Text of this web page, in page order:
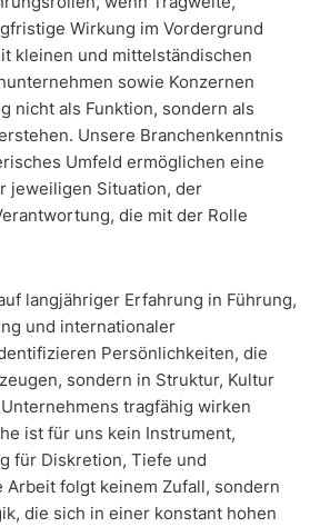
Wirkung im Vordergrund
kleinen und mittelständischen
sowie Konzernen
nicht als Funktion, sondern als
Unsere Branchenkenntnis
Umfeld ermöglichen eine
jeweiligen Situation, der
die mit der Rolle
langjähriger Erfahrung in Führung,
und internationaler
Persönlichkeiten, die
sondern in Struktur, Kultur
tragfähig wirken
ist für uns kein Instrument,
für Diskretion, Tiefe und
Arbeit folgt keinem Zufall, sondern
die sich in einer konstant hohen